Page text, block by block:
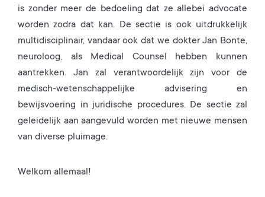
is zonder meer de bedoeling dat ze allebei advocate
worden zodra dat kan. De sectie is ook uitdrukkelijk
multidisciplinair, vandaar ook dat we dokter Jan Bonte,
neuroloog, als Medical Counsel hebben kunnen
aantrekken. Jan zal verantwoordelijk zijn voor de
medisch-wetenschappelijke advisering en
bewijsvoering in juridische procedures. De sectie zal
geleidelijk aan aangevuld worden met nieuwe mensen
van diverse pluimage.
Welkom allemaal!